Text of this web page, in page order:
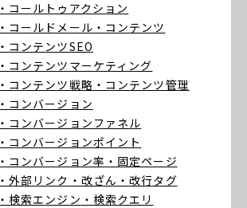
・コールトゥアクション
・コールドメール ・コンテンツ
・コンテンツSEO
・コンテンツマーケティング
・コンテンツ戦略 ・コンテンツ管理
・コンバージョン
・コンバージョンファネル
・コンバージョンポイント
・コンバージョン率 ・固定ページ
・外部リンク ・改ざん ・改行タグ
・検索エンジン ・検索クエリ